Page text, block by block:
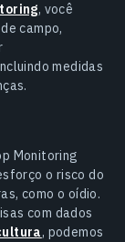
, você
campo,
medidas
Monitoring
o risco do
como o oídio.
com dados
, podemos